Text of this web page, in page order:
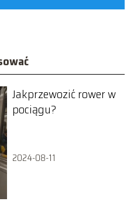
Jakprzewozić rower w
pociągu?
2024-08-11